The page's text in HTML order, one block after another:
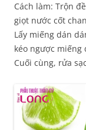
Cách làm: Trộn
giọt nước cốt
Lấy miếng dán
kéo ngược
Cuối cùng, rửa